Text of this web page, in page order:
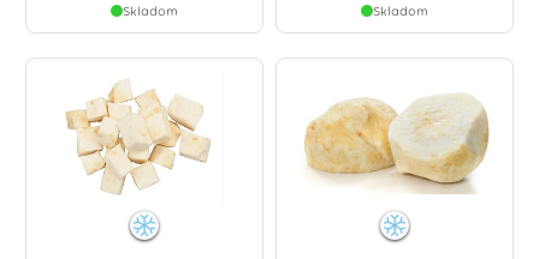
Skladom Skladom